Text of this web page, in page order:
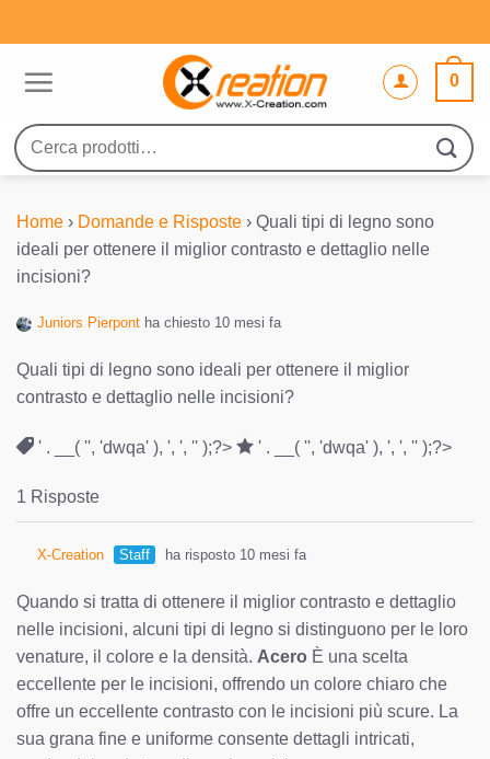
ai
0
Cerca:
Home › Domande e Risposte › Quali tipi di legno sono
ideali per ottenere il miglior contrasto e dettaglio nelle
incisioni?
Juniors Pierpont ha chiesto 10 mesi fa
Quali tipi di legno sono ideali per ottenere il miglior
contrasto e dettaglio nelle incisioni?
' . __( '', 'dwqa' ), ', ', '' );?> ' . __( '', 'dwqa' ), ', ', '' );?>
1 Risposte
X-Creation Staff ha risposto 10 mesi fa
Quando si tratta di ottenere il miglior contrasto e dettaglio
nelle incisioni, alcuni tipi di legno si distinguono per le loro
venature, il colore e la densità. Acero È una scelta
eccellente per le incisioni, offrendo un colore chiaro che
offre un eccellente contrasto con le incisioni più scure. La
sua grana fine e uniforme consente dettagli intricati,